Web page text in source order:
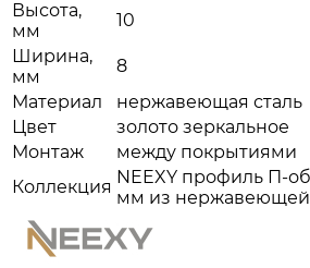
Высота,
мм
10
Ширина,
мм
8
Материал
нержавеющая сталь
Цвет
золото зеркальное
Монтаж
между покрытиями
Коллекция NEEXY профиль П-
мм из нержавеющей